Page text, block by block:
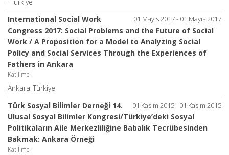
01 Mayıs 2017 - 01 Mayıs 2017
International Social Work
Congress 2017: Social Problems and the Future of Social
Work / A Proposition for a Model to Analyzing Social
Policy and Social Services Through the Experiences of
Fathers in Ankara
Katılımcı
Ankara-Türkiye
01 Kasım 2015 - 01 Kasım 2015
Türk Sosyal Bilimler Derneği 14.
Ulusal Sosyal Bilimler Kongresi/Türkiye’deki Sosyal
Politikaların Aile Merkezliliğine Babalık Tecrübesinden
Bakmak: Ankara Örneği
Katılımcı